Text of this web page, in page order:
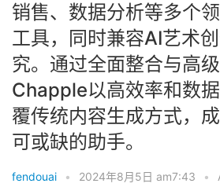
销售、数据分析等多个
工具，同时兼容AI艺术
究。通过全面整合与高级
Chapple以高效率和数
覆传统内容生成方式，
可或缺的助手。
fendouai • 2024年8月5日 am7:43 •